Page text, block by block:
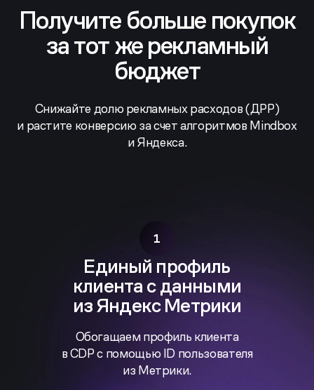
Получите больше покупок
за тот же рекламный
бюджет
Снижайте долю рекламных расходов (ДРР)
и растите конверсию за счет алгоритмов Mindbox
и Яндекса.
1
Единый профиль
клиента с данными
из Яндекс Метрики
Обогащаем профиль клиента
в CDPс помощью ID пользователя
из Метрики.